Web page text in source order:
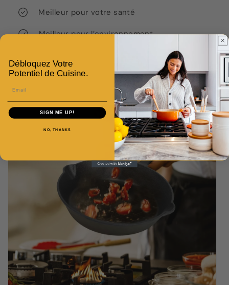
Meilleur pour votre santé
Meilleur pour l’environnement
Débloquez Votre
Potentiel de Cuisine.
SIGN ME UP!
NO, THANKS